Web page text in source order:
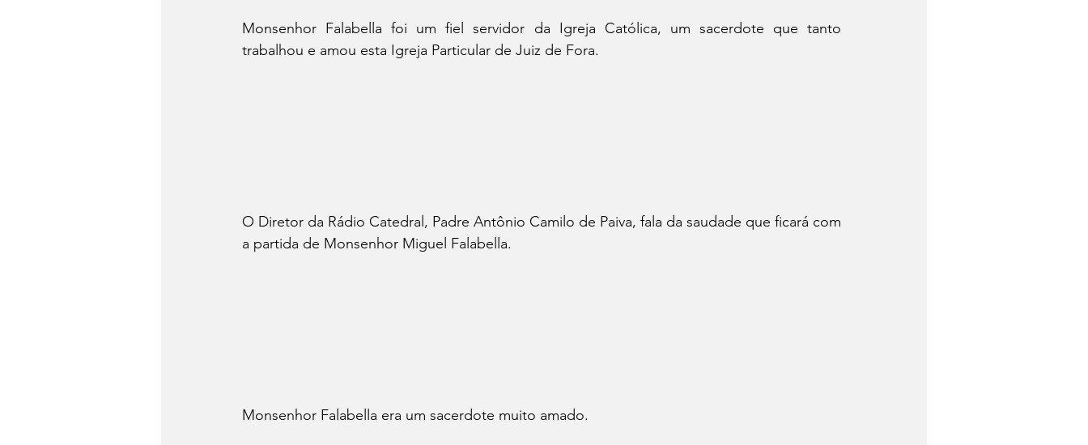
Monsenhor Falabella foi um fiel servidor da Igreja Católica, um sacerdote que tanto
trabalhou e amou esta Igreja Particular de Juiz de Fora.
O Diretor da Rádio Catedral, Padre Antônio Camilo de Paiva, fala da saudade que ficará com
a partida de Monsenhor Miguel Falabella.
Monsenhor Falabella era um sacerdote muito amado.